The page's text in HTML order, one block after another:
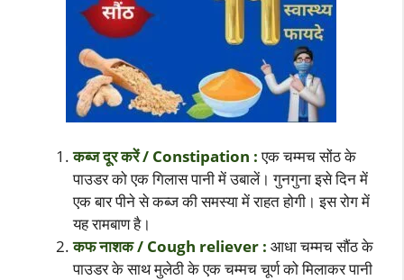
कब्ज दूर करें / Constipation :एक चम्मच सोंठ के
पाउडर को एक गिलास पानी में उबालें। गुनगुना इसे दिन में
एक बार पीने से कब्ज की समस्या में राहत होगी। इस रोग में
यह रामबाण है।
कफ नाशक / Cough reliever : आधा चम्मच सौंठ के
पाउडर के साथ मुलेठी के एक चम्मच चूर्ण को मिलाकर पानी